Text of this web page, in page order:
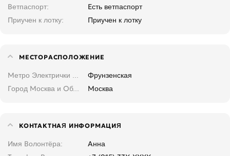
Ветпаспорт
Есть ветпаспорт
Приучен к лотку
Приучен к лотку
МЕСТОРАСПОЛОЖЕНИЕ
Метро Электрички Москва и область
Фрунзенская
Город Москва и Область
Москва
КОНТАКТНАЯ ИНФОРМАЦИЯ
Имя Волонтёра
Анна